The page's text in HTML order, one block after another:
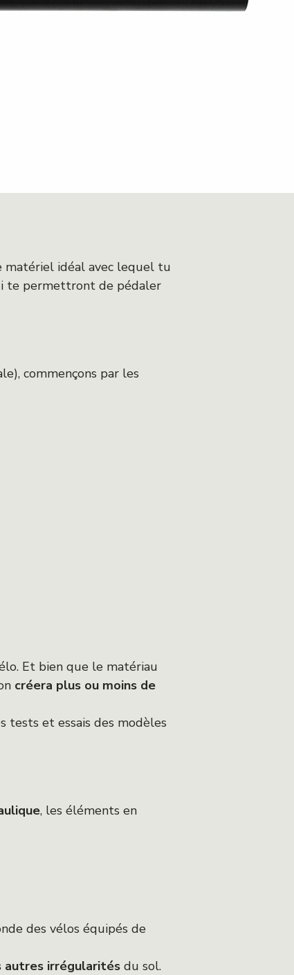
matériel idéal avec lequel tu
te permettront de pédaler
commençons par les
Et bien que le matériau
créera plus ou moins de
tests et essais des modèles
, les éléments en
des vélos équipés de
irrégularités du sol.